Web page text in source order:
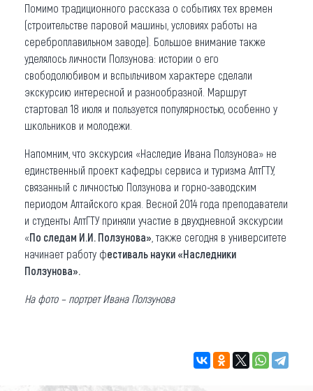
Помимо традиционного рассказа о событиях тех времен
(строительстве паровой машины, условиях работы на
сереброплавильном заводе). Большое внимание также
уделялось личности Ползунова: истории о его
свободолюбивом и вспыльчивом характере сделали
экскурсию интересной и разнообразной. Маршрут
стартовал 18 июля и пользуется популярностью, особенно у
школьников и молодежи.
Напомним, что экскурсия «Наследие Ивана Ползунова» не
единственный проект кафедры сервиса и туризма АлтГТУ,
связанный с личностью Ползунова и горно-заводским
периодом Алтайского края. Весной 2014 года преподаватели
и студенты АлтГТУ приняли участие в двухдневной экскурсии
«По следам И.И. Ползунова» , также сегодня в университете
начинает работу фестиваль науки «Наследники
Ползунова».
На фото – портрет Ивана Ползунова